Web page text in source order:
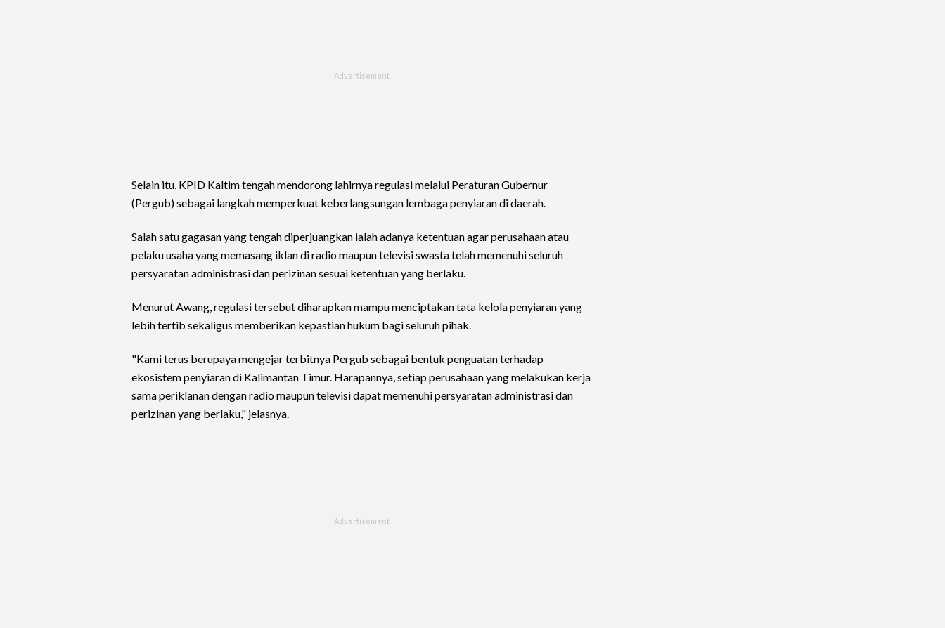
Selain itu, KPID Kaltim tengah mendorong lahirnya regulasi melalui Peraturan Gubernur
(Pergub) sebagai langkah memperkuat keberlangsungan lembaga penyiaran di daerah.
Salah satu gagasan yang tengah diperjuangkan ialah adanya ketentuan agar perusahaan atau
pelaku usaha yang memasang iklan di radio maupun televisi swasta telah memenuhi seluruh
persyaratan administrasi dan perizinan sesuai ketentuan yang berlaku.
Menurut Awang, regulasi tersebut diharapkan mampu menciptakan tata kelola penyiaran yang
lebih tertib sekaligus memberikan kepastian hukum bagi seluruh pihak.
"Kami terus berupaya mengejar terbitnya Pergub sebagai bentuk penguatan terhadap
ekosistem penyiaran di Kalimantan Timur. Harapannya, setiap perusahaan yang melakukan kerja
sama periklanan dengan radio maupun televisi dapat memenuhi persyaratan administrasi dan
perizinan yang berlaku," jelasnya.